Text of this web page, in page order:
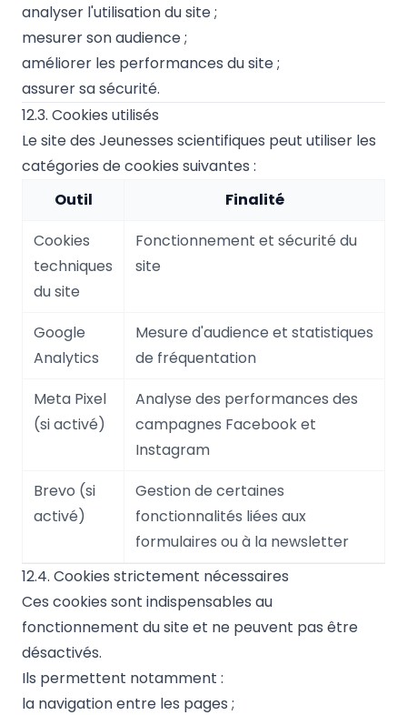
analyser l'utilisation du site ;
mesurer son audience ;
améliorer les performances du site ;
assurer sa sécurité.
12.3. Cookies utilisés
Le site des Jeunesses scientifiques peut utiliser les
catégories de cookies suivantes :
Outil
Finalité
Cookies
techniques
du site
Fonctionnement et sécurité du
site
Google
Analytics
Mesure d'audience et statistiques
de fréquentation
Meta Pixel
(si activé)
Analyse des performances des
campagnes Facebook et
Instagram
Brevo (si
activé)
Gestion de certaines
fonctionnalités liées aux
formulaires ou à la newsletter
12.4. Cookies strictement nécessaires
Ces cookies sont indispensables au
fonctionnement du site et ne peuvent pas être
désactivés.
Ils permettent notamment :
la navigation entre les pages ;